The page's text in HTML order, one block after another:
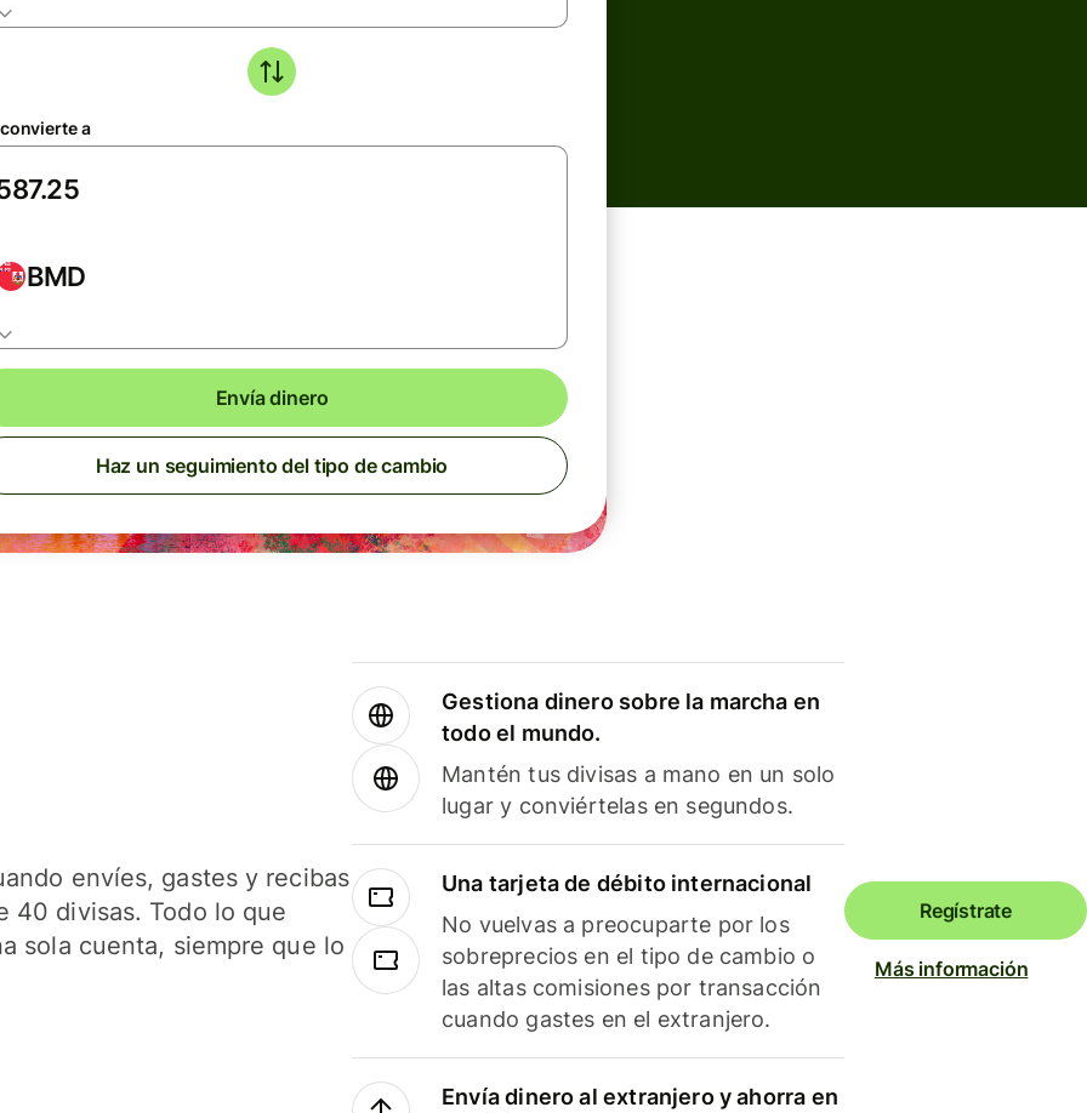
a
BMD
Envía dinero
Haz un seguimiento del tipo de cambio
envíes, gastes y recibas
40 divisas. Todo lo que
sola cuenta, siempre que lo
Gestiona dinero sobre la marcha en
todo el mundo.
Mantén tus divisas a mano en un solo
lugar y conviértelas en segundos.
Una tarjeta de débito internacional
No vuelvas a preocuparte por los
sobreprecios en el tipo de cambio o
las altas comisiones por transacción
cuando gastes en el extranjero.
Envía dinero al extranjero y ahorra en
Regístrate
Más información